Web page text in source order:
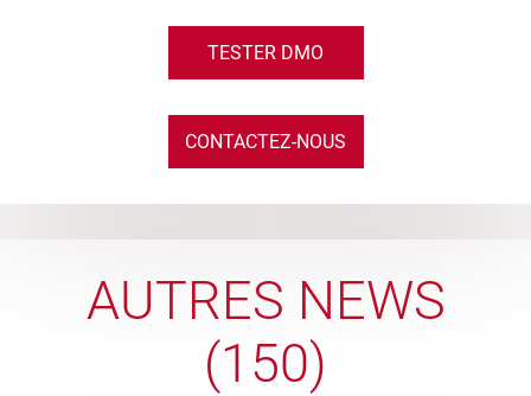
TESTER DMO
CONTACTEZ-NOUS
AUTRES NEWS
(150)